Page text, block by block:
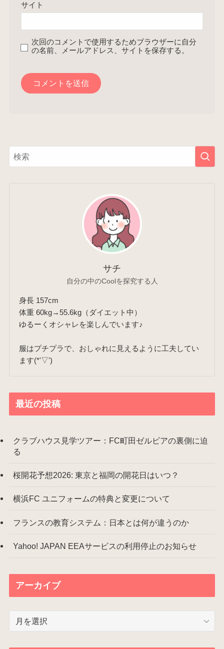
サイト
次回のコメントで使用するためブラウザーに自分
の名前、メールアドレス、サイトを保存する。
サチ
自分の中のCoolを探究する人
身長 157cm
体重 60kg→55.6kg（ダイエット中）
ゆるーくオシャレを楽しんでいます♪
服はプチプラで、おしゃれに見えるように工夫してい
ます(*'▽')
最近の投稿
クラブハウス見学ツアー：FC町田ゼルビアの裏側に迫
る
桜開花予想2026: 東京と福岡の開花日はいつ？
横浜FC ユニフォームの特典と変更について
フランスの教育システム：日本とは何が違うのか
Yahoo! JAPAN EEAサービスの利用停止のお知らせ
アーカイブ